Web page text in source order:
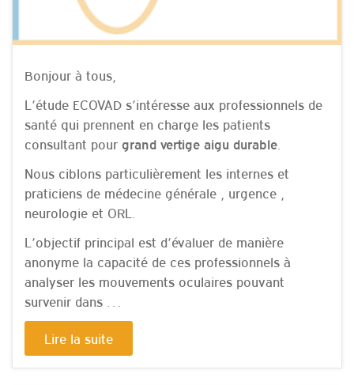
Bonjour à tous,
L’étude ECOVAD s’intéresse aux professionnels de
santé qui prennent en charge les patients
consultant pour grand vertige aigu durable
Nous ciblons particulièrement les internes et
praticiens de médecine générale , urgence ,
neurologie et ORL.
L’objectif principal est d’évaluer de manière
anonyme la capacité de ces professionnels à
analyser les mouvements oculaires pouvant
survenir dans …
Lire la suite